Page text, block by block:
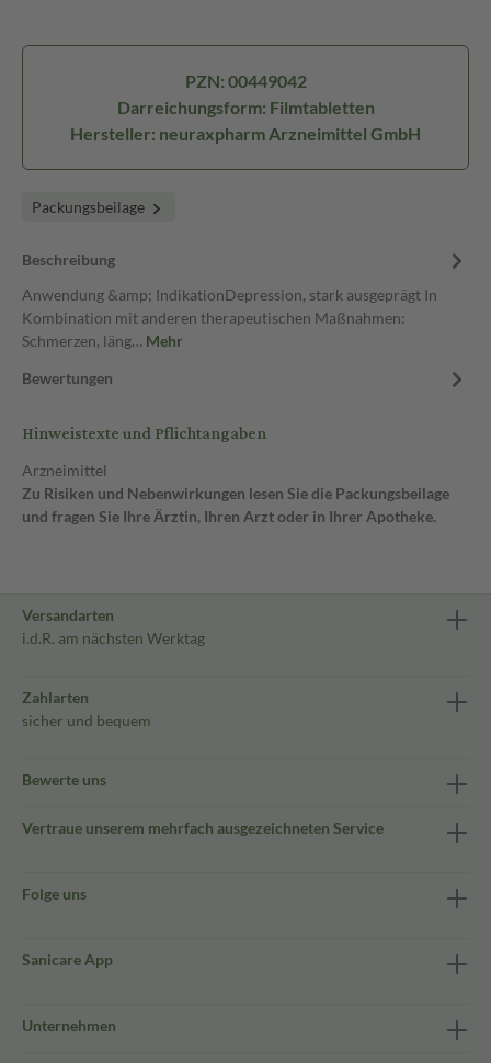
PZN: 00449042
Darreichungsform: Filmtabletten
Hersteller: neuraxpharm Arzneimittel GmbH
Packungsbeilage
Beschreibung
Anwendung &amp; IndikationDepression, stark ausgeprägt In
Kombination mit anderen therapeutischen Maßnahmen:
Schmerzen, läng… Mehr
Bewertungen
Hinweistexte und Pflichtangaben
Arzneimittel
Zu Risiken und Nebenwirkungen lesen Sie die Packungsbeilage
und fragen Sie Ihre Ärztin, Ihren Arzt oder in Ihrer Apotheke.
Versandarten
i.d.R. am nächsten Werktag
Zahlarten
sicher und bequem
Bewerte uns
Vertraue unserem mehrfach ausgezeichneten Service
Folge uns
Sanicare App
Unternehmen